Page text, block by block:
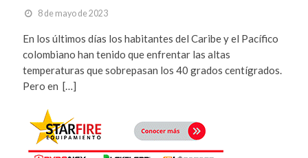
8 de mayo de 2023
En los últimos días los habitantes del Caribe y el Pacífico
colombiano han tenido que enfrentar las altas
temperaturas que sobrepasan los 40 grados centígrados.
Pero en […]